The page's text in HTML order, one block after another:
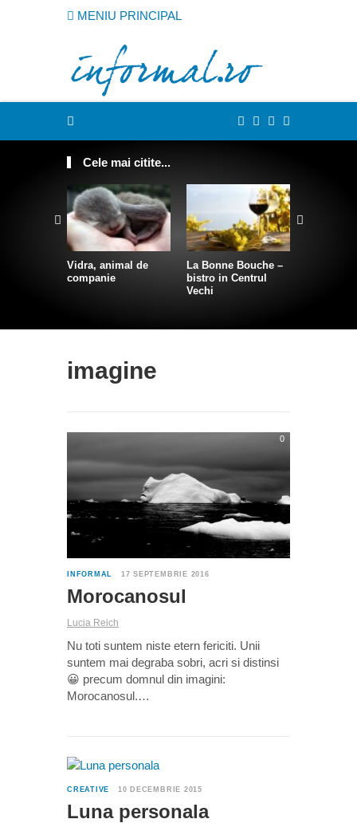
MENIU PRINCIPAL
Cele mai citite...
Vidra, animal de
companie
La Bonne Bouche –
bistro in Centrul
Vechi
imagine
INFORMAL 17 SEPTEMBRIE 2016
Morocanosul
0
Lucia Reich
Nu toti suntem niste etern fericiti. Unii
suntem mai degraba sobri, acri si distinsi
😀 precum domnul din imagini:
Morocanosul.…
CREATIVE 10 DECEMBRIE 2015
Luna personala